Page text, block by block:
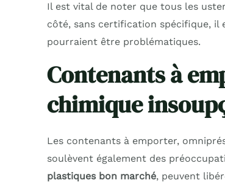
Il est vital de noter que tous les
côté, sans certification spécifique,
pourraient être problématiques.
Contenants à
chimique
Les contenants à emporter,
soulèvent également des
plastiques bon marché, peuvent